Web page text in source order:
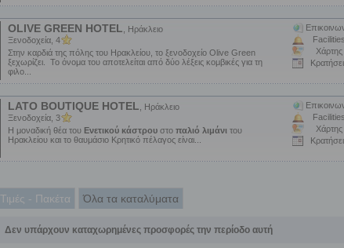
OLIVE GREEN HOTEL , Ηράκλειο
Ξενοδοχεία, 4
Στην καρδιά της πόλης του Ηρακλείου, το ξενοδοχείο Olive Green
ξεχωρίζει. Το όνομα του αποτελείται από δύο λέξεις κομβικές για τη
φιλο...
Facilities
Χάρτης
LATO BOUTIQUE HOTEL , Ηράκλειο
Ξενοδοχεία, 3
Η μοναδική θέα του Ενετικού κάστρου στο παλιό λιμάνι του
Ηρακλείου και το θαυμάσιο Κρητικό πέλαγος είναι...
Facilities
Χάρτης
Τιμές - Πακέτα Όλα τα καταλύματα
Δεν υπάρχουν καταχωρημένες προσφορές την περίοδο αυτή